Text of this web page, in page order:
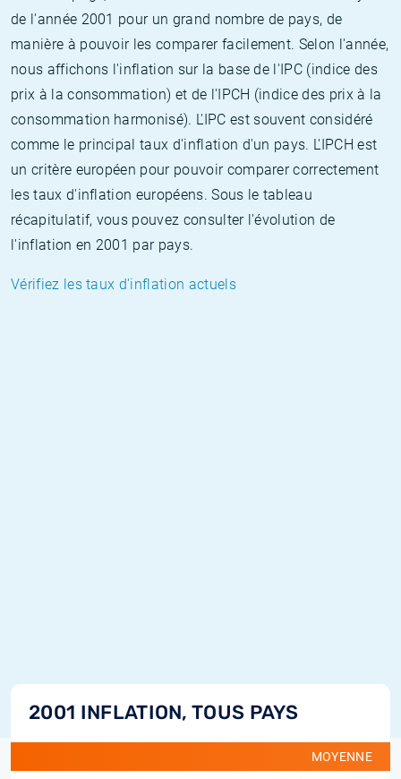
de l'année 2001 pour un grand nombre de pays, de
manière à pouvoir les comparer facilement. Selon l'année,
nous affichons l'inflation sur la base de l'IPC (indice des
prix à la consommation) et de l'IPCH (indice des prix à la
consommation harmonisé). L'IPC est souvent considéré
comme le principal taux d'inflation d'un pays. L'IPCH est
un critère européen pour pouvoir comparer correctement
les taux d'inflation européens. Sous le tableau
récapitulatif, vous pouvez consulter l'évolution de
l'inflation en 2001 par pays.
Vérifiez les taux d'inflation actuels
2001 INFLATION, TOUS PAYS
MOYENNE